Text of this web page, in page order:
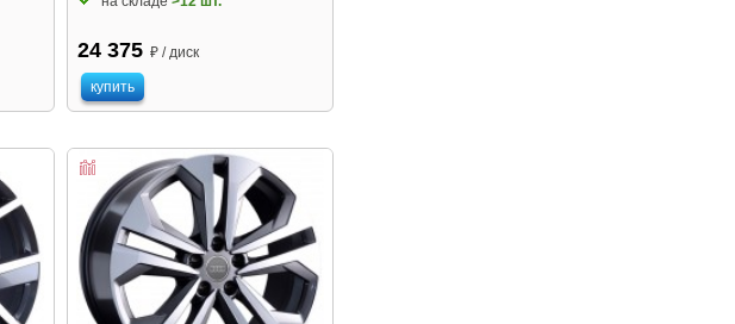
24 375 ₽ / диск
купить